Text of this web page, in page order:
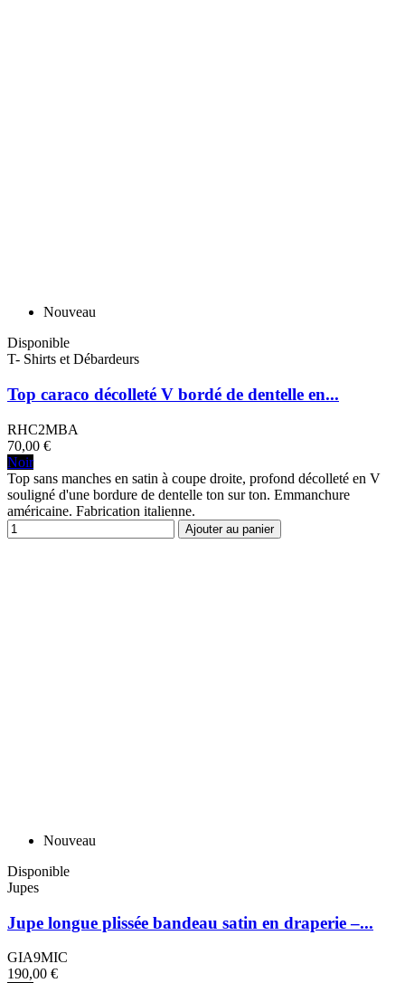
Nouveau
Disponible
T- Shirts et Débardeurs
Top caraco décolleté V bordé de dentelle en...
RHC2MBA
70,00 €
Noir
Top sans manches en satin à coupe droite, profond décolleté en V
souligné d'une bordure de dentelle ton sur ton. Emmanchure
américaine. Fabrication italienne.
Ajouter au panier
Nouveau
Disponible
Jupes
Jupe longue plissée bandeau satin en draperie –...
GIA9MIC
190,00 €